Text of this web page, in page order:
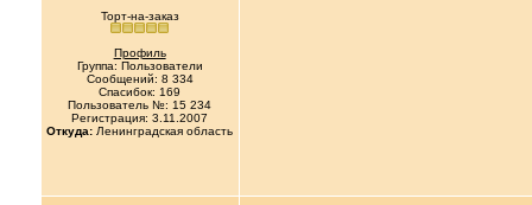
Торт-на-заказ
Профиль
Группа: Пользователи
Сообщений: 8 334
Спасибок: 169
Пользователь №: 15 234
Регистрация: 3.11.2007
Откуда: Ленинградская область